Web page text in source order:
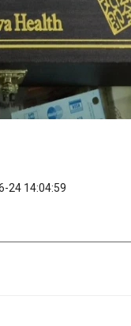
24 14:04:59